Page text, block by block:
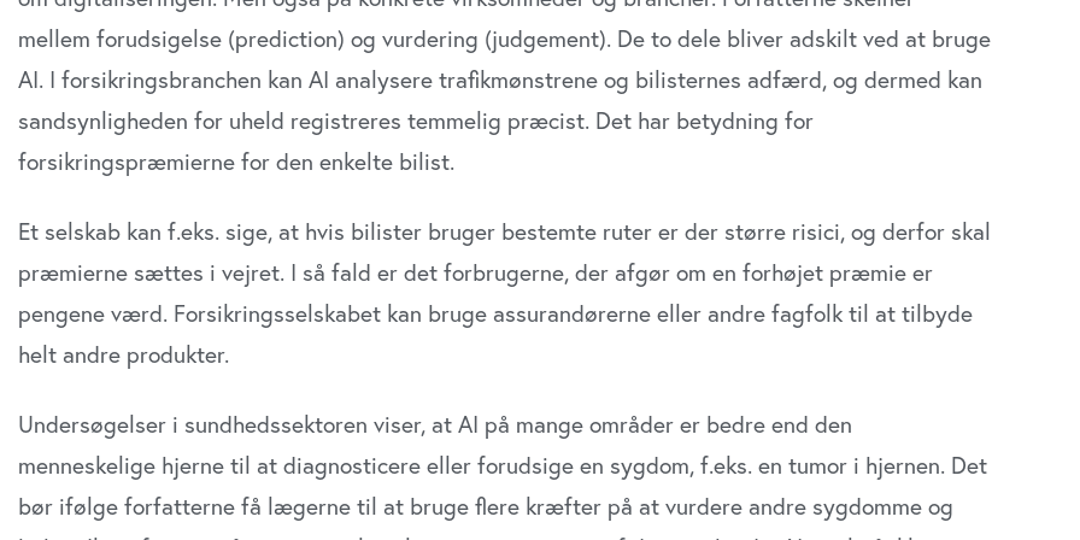
mellem forudsigelse (prediction) og vurdering (judgement). De to dele bliver adskilt ved at bruge
AI. I forsikringsbranchen kan AI analysere trafikmønstrene og bilisternes adfærd, og dermed kan
sandsynligheden for uheld registreres temmelig præcist. Det har betydning for
forsikringspræmierne for den enkelte bilist.
Et selskab kan f.eks. sige, at hvis bilister bruger bestemte ruter er der større risici, og derfor skal
præmierne sættes i vejret. I så fald er det forbrugerne, der afgør om en forhøjet præmie er
pengene værd. Forsikringsselskabet kan bruge assurandørerne eller andre fagfolk til at tilbyde
helt andre produkter.
Undersøgelser i sundhedssektoren viser, at AI på mange områder er bedre end den
menneskelige hjerne til at diagnosticere eller forudsige en sygdom, f.eks. en tumor i hjernen. Det
bør ifølge forfatterne få lægerne til at bruge flere kræfter på at vurdere andre sygdomme og